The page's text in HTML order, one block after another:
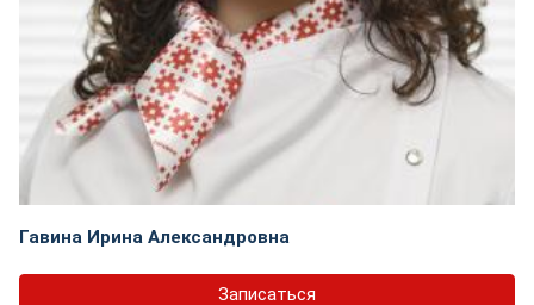
Гавина Ирина Александровна
Записаться